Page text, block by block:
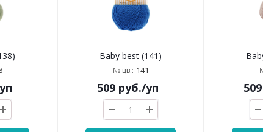
Baby best (141)
№ цв.: 141
509руб./уп 509